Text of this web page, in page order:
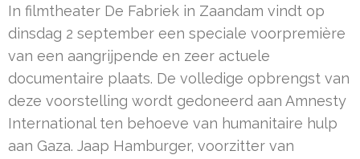
In filmtheater De Fabriek in Zaandam vindt op
dinsdag 2 september een speciale voorpremière
van een aangrijpende en zeer actuele
documentaire plaats. De volledige opbrengst van
deze voorstelling wordt gedoneerd aan Amnesty
International ten behoeve van humanitaire hulp
aan Gaza. Jaap Hamburger, voorzitter van